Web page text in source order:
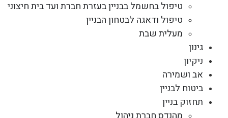
טיפול בחשמל בבניין בעזרת חברת ועד בית חיצוני
טיפול ודאגה לבטחון הבניין
מעלית שבת
גינון
ניקיון
אב ושמירה
ביטוח לבניין
תחזוק בניין